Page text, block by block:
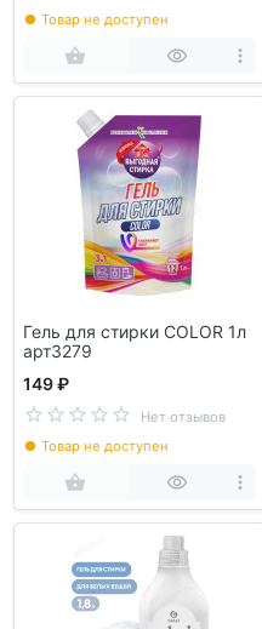
Товар не доступен
Гель для стирки COLOR 1л
арт3279
149 ₽
Нет отзывов
Товар не доступен